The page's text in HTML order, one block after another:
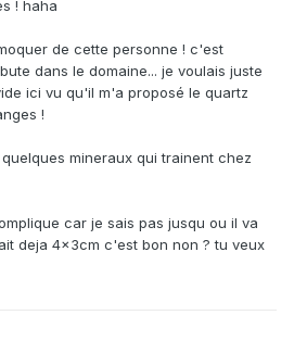
! haha
de cette personne ! c'est
dans le domaine... je voulais juste
ici vu qu'il m'a proposé le quartz
!
mineraux qui trainent chez
car je sais pas jusqu ou il va
deja 4x3cm c'est bon non ? tu veux